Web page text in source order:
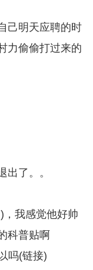
己明天应聘的时
力偷偷打过来的
了。。
我感觉他好帅
科普贴啊
吗(链接)